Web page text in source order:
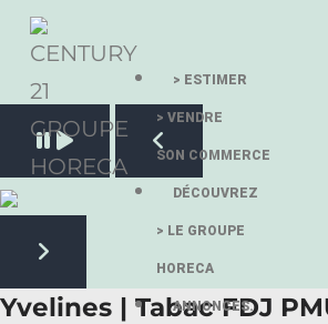
> ESTIMER
> VENDRE
SON COMMERCE
DÉCOUVREZ
> LE GROUPE
HORECA
ANNONCES.
Pause slide rotation
Resume slide rotation
Previous slide
Next slide
Yvelines | Tabac FDJ